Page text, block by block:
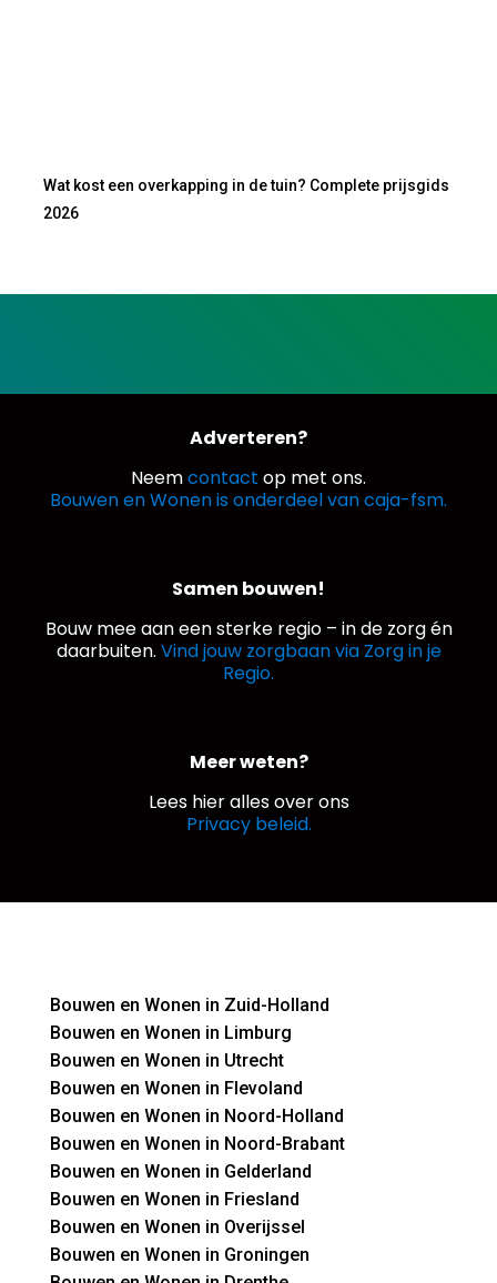
Wat kost een overkapping in de tuin? Complete prijsgids
2026
Adverteren?
Neemcontact op met ons.
Bouwen en Wonen is onderdeel van caja-fsm.
Samen bouwen!
Bouw mee aan een sterke regio – in de zorg én
daarbuiten. Vind jouw zorgbaan via Zorg in je
Regio.
Meer weten?
Lees hier alles over ons
Privacy beleid.
Bouwen en Wonen in Zuid-Holland
Bouwen en Wonen in Limburg
Bouwen en Wonen in Utrecht
Bouwen en Wonen in Flevoland
Bouwen en Wonen in Noord-Holland
Bouwen en Wonen in Noord-Brabant
Bouwen en Wonen in Gelderland
Bouwen en Wonen in Friesland
Bouwen en Wonen in Overijssel
Bouwen en Wonen in Groningen